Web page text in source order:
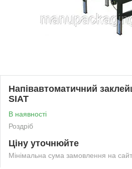
Напівавтоматичний
SIAT
В наявності
Роздріб
Ціну уточнюйте
Мінімальна сума замовлення на